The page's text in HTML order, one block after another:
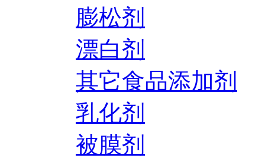
膨松剂
漂白剂
其它食品添加剂
乳化剂
被膜剂